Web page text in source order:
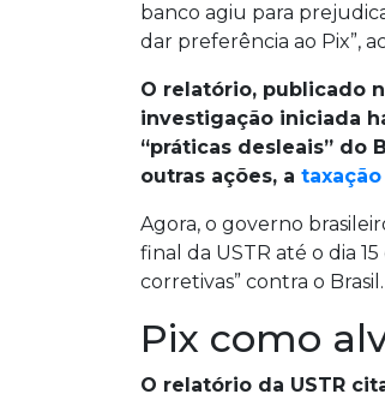
banco agiu para
dar preferência ao Pix”,
O relatório, publicado
investigação iniciada
“práticas desleais” do
outras ações, a taxação
Agora, o governo
final da USTR até o dia
corretivas” contra o Brasil.
Pix como
O relatório da USTR